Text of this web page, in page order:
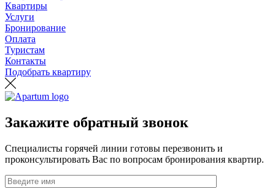
Квартиры
Услуги
Бронирование
Оплата
Туристам
Контакты
Подобрать квартиру
Закажите обратный звонок
Специалисты горячей линии готовы перезвонить и
проконсультировать Вас по вопросам бронирования квартир.